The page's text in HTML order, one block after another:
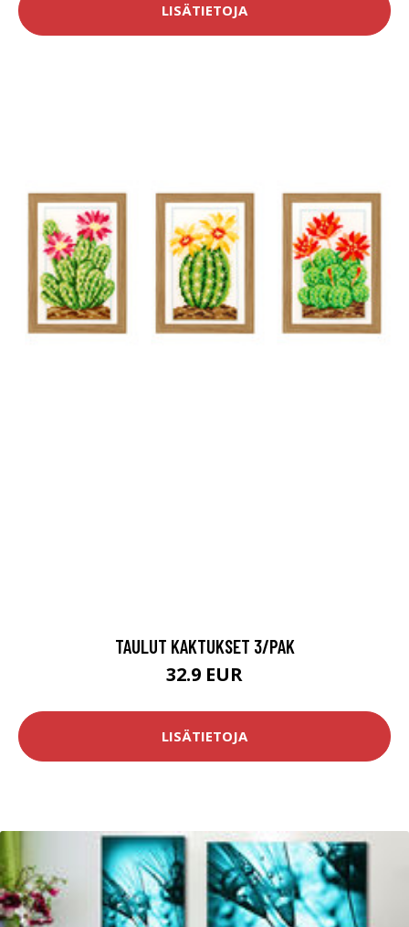
LISÄTIETOJA
TAULUT KAKTUKSET 3/PAK
32.9 EUR
LISÄTIETOJA